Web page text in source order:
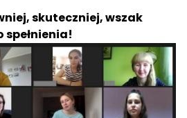
skuteczniej, wszak